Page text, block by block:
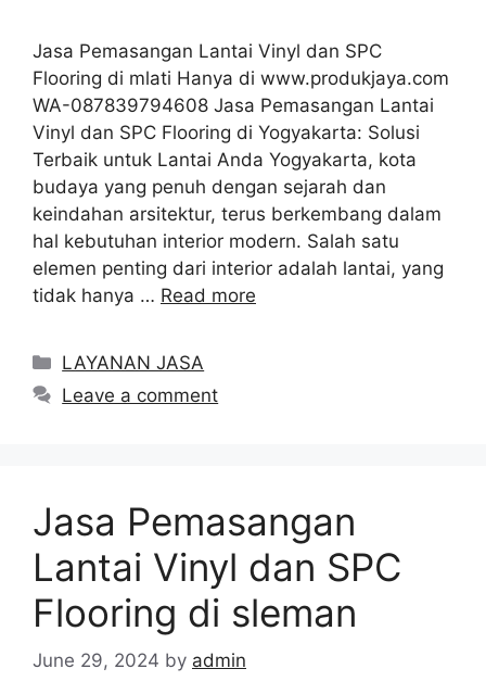
Jasa Pemasangan Lantai Vinyl dan SPC
Flooring di mlati Hanya di www.produkjaya.com
WA-087839794608 Jasa Pemasangan Lantai
Vinyl dan SPC Flooring di Yogyakarta: Solusi
Terbaik untuk Lantai Anda Yogyakarta, kota
budaya yang penuh dengan sejarah dan
keindahan arsitektur, terus berkembang dalam
hal kebutuhan interior modern. Salah satu
elemen penting dari interior adalah lantai, yang
tidak hanya … Read more
Categories
LAYANAN JASA
Leave a comment
Jasa Pemasangan
Lantai Vinyl dan SPC
Flooring di sleman
June 29, 2024 by admin